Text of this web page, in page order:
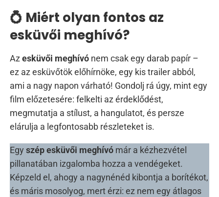
💍 Miért olyan fontos az
esküvői meghívó?
Azesküvői meghívó nem csak egy darab papír –
ez az esküvőtök előhírnöke, egy kis trailer abból,
ami a nagy napon várható! Gondolj rá úgy, mint egy
film előzetesére: felkelti az érdeklődést,
megmutatja a stílust, a hangulatot, és persze
elárulja a legfontosabb részleteket is.
Egy szép esküvői meghívó már a kézhezvétel
pillanatában izgalomba hozza a vendégeket.
Képzeld el, ahogy a nagynénéd kibontja a borítékot,
és máris mosolyog, mert érzi: ez nem egy átlagos